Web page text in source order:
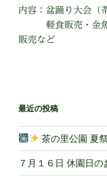
内容：盆踊り大会（
軽食販売・金魚
販売など
最近の投稿
茶の里公園 夏
７月１６日 休園日の